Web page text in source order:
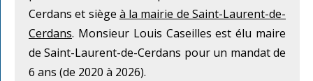
Cerdans et siège à la mairie de Saint-Laurent-de-
Cerdans. Monsieur Louis Caseilles est élu maire
de Saint-Laurent-de-Cerdans pour un mandat de
6 ans (de 2020 à 2026).